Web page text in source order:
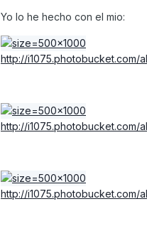
Yo lo he hecho con el mio:
http://i1075.photobucket.com/
http://i1075.photobucket.com/
http://i1075.photobucket.com/